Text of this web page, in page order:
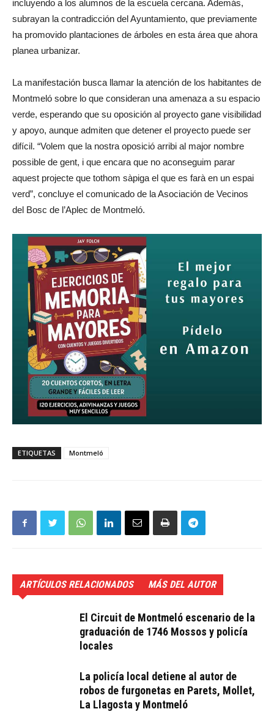
incluyendo a los alumnos de la escuela cercana. Además,
subrayan la contradicción del Ayuntamiento, que previamente
ha promovido plantaciones de árboles en esta área que ahora
planea urbanizar.
La manifestación busca llamar la atención de los habitantes de
Montmeló sobre lo que consideran una amenaza a su espacio
verde, esperando que su oposición al proyecto gane visibilidad
y apoyo, aunque admiten que detener el proyecto puede ser
difícil. “Volem que la nostra oposició arribi al major nombre
possible de gent, i que encara que no aconseguim parar
aquest projecte que tothom sàpiga el que es farà en un espai
verd”, concluye el comunicado de la Asociación de Vecinos
del Bosc de l’Aplec de Montmeló.
ETIQUETAS Montmeló
ARTÍCULOS RELACIONADOS MÁS DEL AUTOR
El Circuit de Montmeló escenario de la
graduación de 1746 Mossos y policía
locales
La policía local detiene al autor de
robos de furgonetas en Parets, Mollet,
La Llagosta y Montmeló